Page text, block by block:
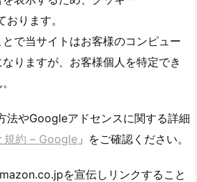
おります。
で当サイトはお客様のコンピュー
りますが、お客様個人を特定でき
法やGoogleアドセンスに関する詳細
規約 – Google 」をご確認ください。
を宣伝しリンクすること